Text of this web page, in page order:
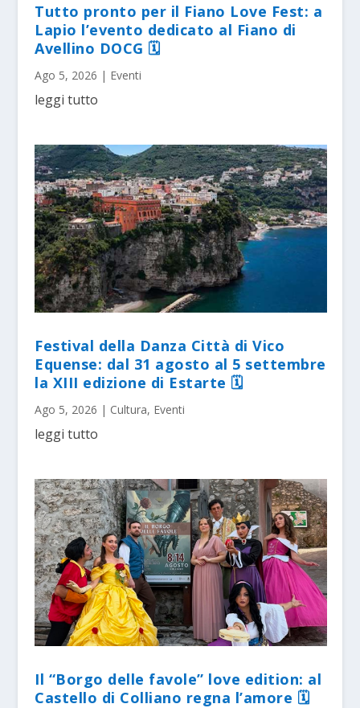
Tutto pronto per il Fiano Love Fest: a
Lapio l’evento dedicato al Fiano di
Avellino DOCG 🗓
Ago 5, 2026 | Eventi
leggi tutto
Festival della Danza Città di Vico
Equense: dal 31 agosto al 5 settembre
la XIII edizione di Estarte 🗓
Ago 5, 2026 | Cultura, Eventi
leggi tutto
Il “Borgo delle favole” love edition: al
Castello di Colliano regna l’amore 🗓